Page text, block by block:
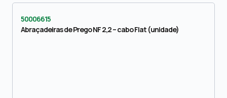
50006615
Abraçadeiras de Prego NF 2,2 – cabo Flat (unidade)